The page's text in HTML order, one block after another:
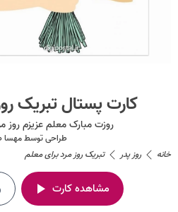
کارت پستال تبریک
روزت مبارک معلم عزیزم روز
طراحی توسطمهسا
خانه
روز پدر تبریک روز مرد برای معلم
مشاهده کارت